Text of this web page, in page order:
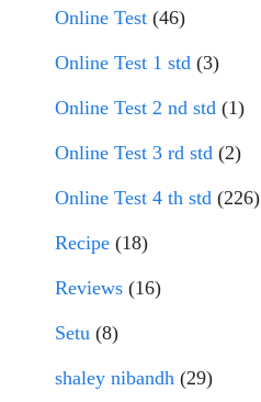
Online Test (46)
Online Test 1 std (3)
Online Test 2 nd std (1)
Online Test 3 rd std (2)
Online Test 4 th std (226)
Recipe (18)
Reviews (16)
Setu (8)
shaley nibandh (29)